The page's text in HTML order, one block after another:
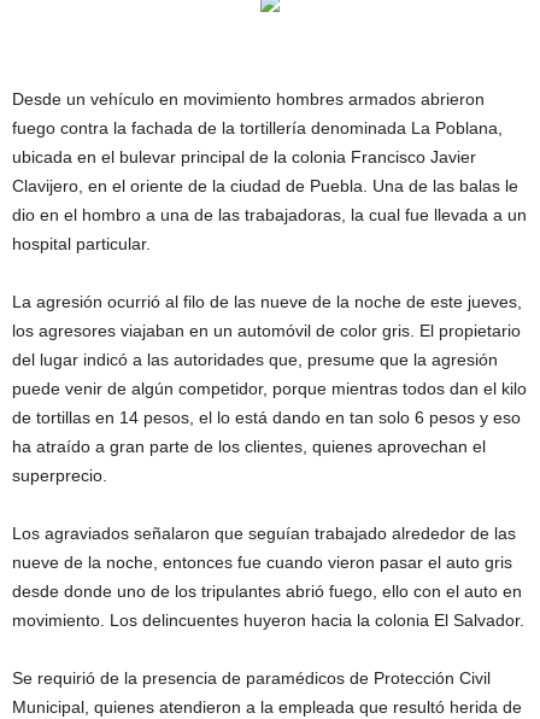
Desde un vehículo en movimiento hombres armados abrieron
fuego contra la fachada de la tortillería denominada La Poblana,
ubicada en el bulevar principal de la colonia Francisco Javier
Clavijero, en el oriente de la ciudad de Puebla. Una de las balas le
dio en el hombro a una de las trabajadoras, la cual fue llevada a un
hospital particular.
La agresión ocurrió al filo de las nueve de la noche de este jueves,
los agresores viajaban en un automóvil de color gris. El propietario
del lugar indicó a las autoridades que, presume que la agresión
puede venir de algún competidor, porque mientras todos dan el kilo
de tortillas en 14 pesos, el lo está dando en tan solo 6 pesos y eso
ha atraído a gran parte de los clientes, quienes aprovechan el
superprecio.
Los agraviados señalaron que seguían trabajado alrededor de las
nueve de la noche, entonces fue cuando vieron pasar el auto gris
desde donde uno de los tripulantes abrió fuego, ello con el auto en
movimiento. Los delincuentes huyeron hacia la colonia El Salvador.
Se requirió de la presencia de paramédicos de Protección Civil
Municipal, quienes atendieron a la empleada que resultó herida de